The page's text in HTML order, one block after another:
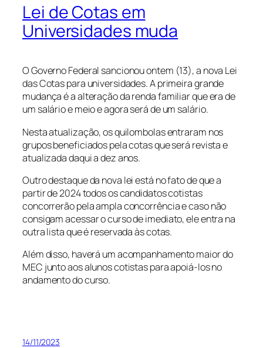
Lei de Cotas em
Universidades muda
O Governo Federal sancionou ontem (13), a nova Lei
das Cotas para universidades. A primeira grande
mudança é a alteração da renda familiar que era de
um salário e meio e agora será de um salário.
Nesta atualização, os quilombolas entraram nos
grupos beneficiados pela cotas que será revista e
atualizada daqui a dez anos.
Outro destaque da nova lei está no fato de que a
partir de 2024 todos os candidatos cotistas
concorrerão pela ampla concorrência e caso não
consigam acessar o curso de imediato, ele entra na
outra lista que é reservada às cotas.
Além disso, haverá um acompanhamento maior do
MEC junto aos alunos cotistas para apoiá-los no
andamento do curso.
14/11/2023